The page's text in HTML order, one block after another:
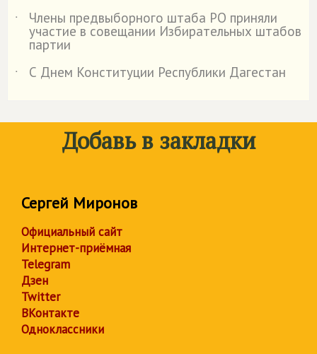
˙
Члены предвыборного штаба РО приняли
участие в совещании Избирательных штабов
партии
˙
С Днем Конституции Республики Дагестан
Добавь в закладки
Сергей Миронов
Официальный сайт
Интернет-приёмная
Telegram
Дзен
Twitter
ВКонтакте
Одноклассники